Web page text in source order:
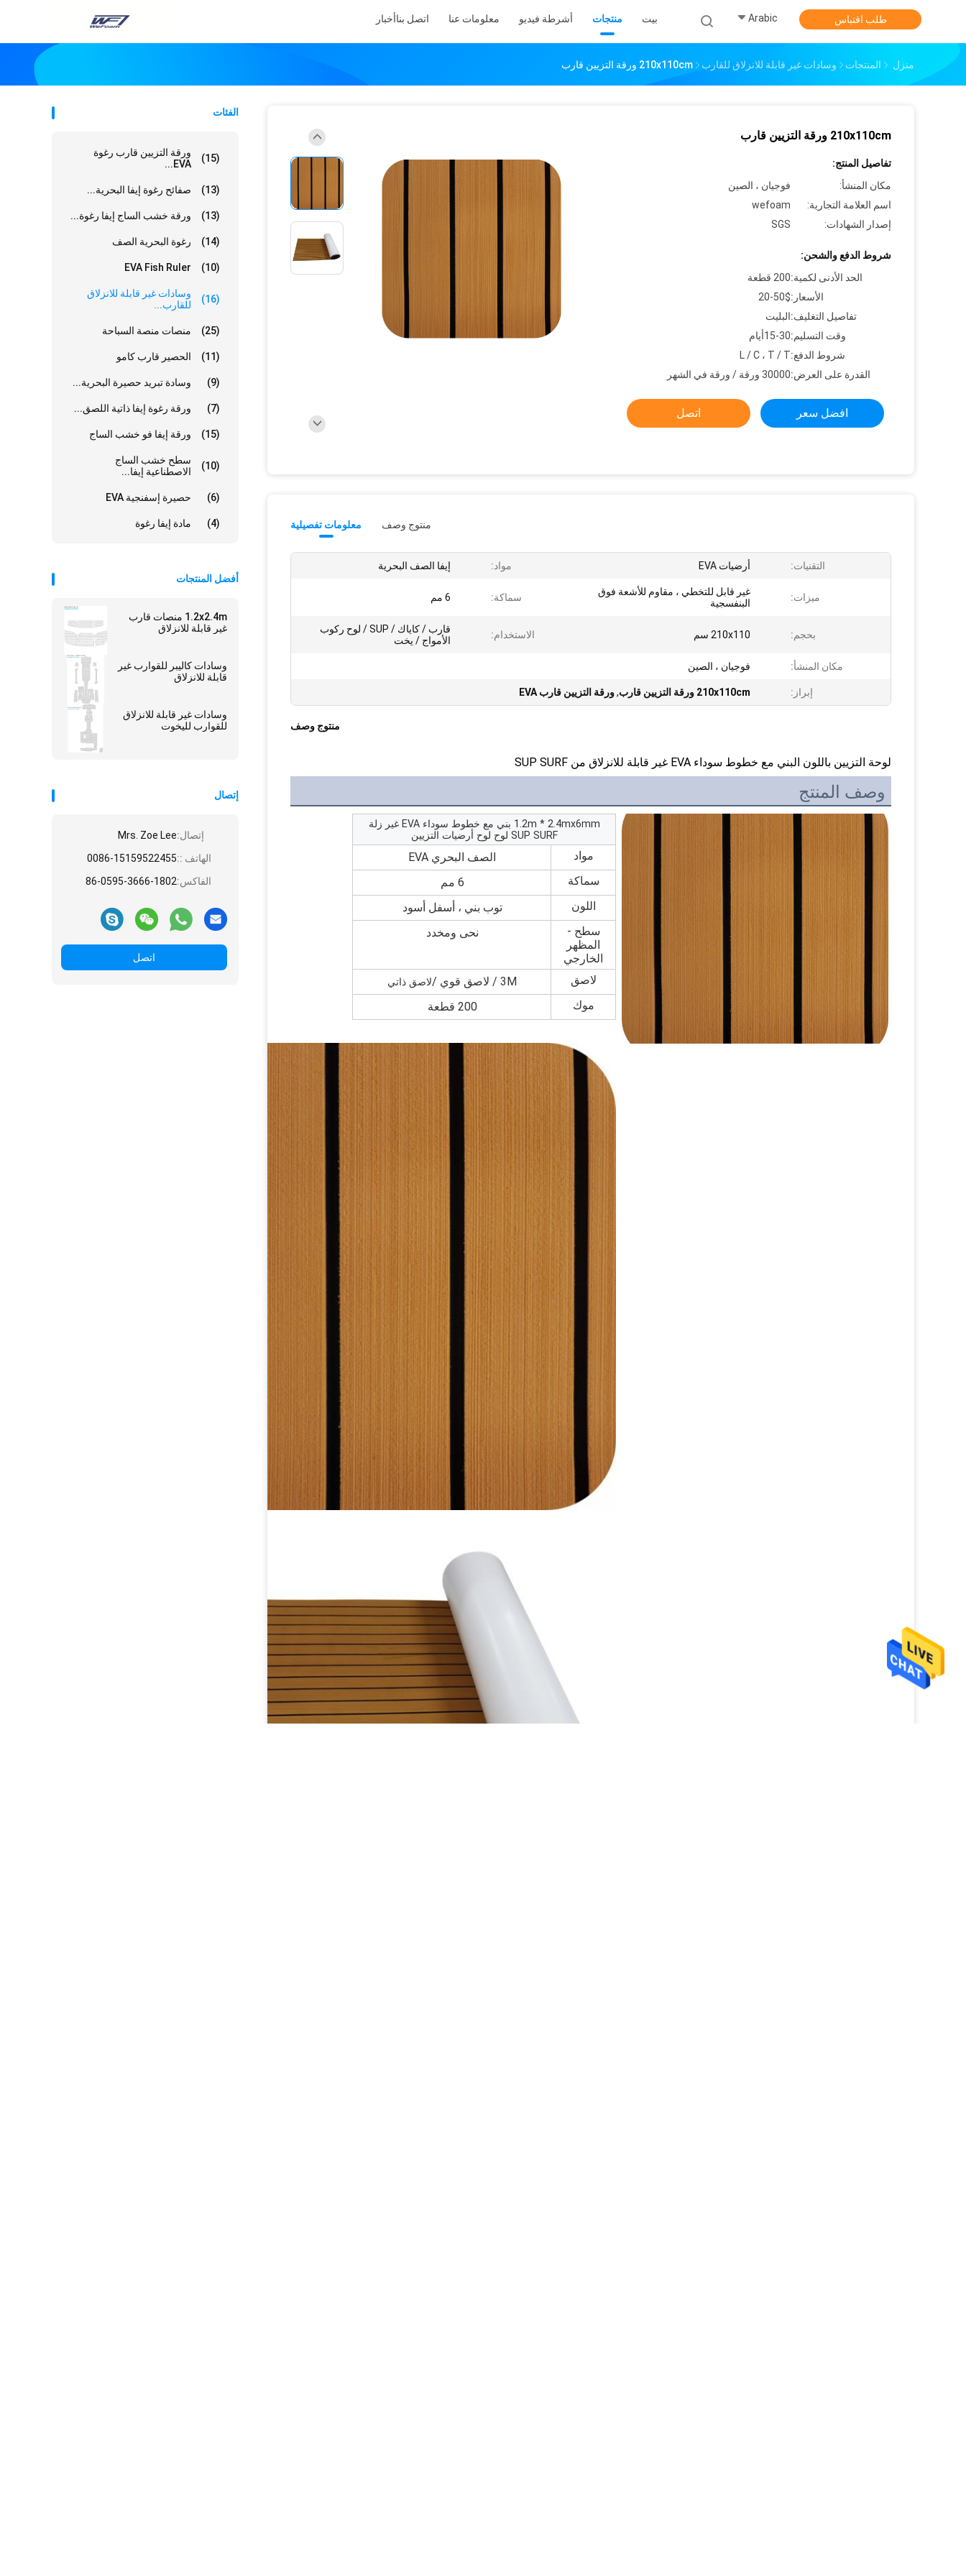
بيت منتجات أشرطة فيديو معلومات عنا اتصل بناأخبار Arabic طلب اقتباس
منزل المنتجات وسادات غير قابلة للانزلاق للقارب 210x110cm ورقة التزيين قارب
الفئات
ورقة التزيين قارب رغوة
EVA...
(15)
صفائح رغوة إيفا البحرية... (13)
ورقة خشب الساج إيفا رغوة... (13)
رغوة البحرية الصف (14)
EVA Fish Ruler (10)
وسادات غير قابلة للانزلاق
للقارب...
(16)
منصات منصة السباحة (25)
الحصير قارب كامو (11)
وسادة تبريد حصيرة البحرية... (9)
ورقة رغوة إيفا ذاتية اللصق... (7)
ورقة إيفا فو خشب الساج (15)
سطح خشب الساج
الاصطناعية إيفا...
(10)
حصيرة إسفنجية EVA (6)
مادة إيفا رغوة (4)
أفضل المنتجات
1.2x2.4m منصات قارب
غير قابلة للانزلاق
وسادات كاليبر للقوارب غير
قابلة للانزلاق
وسادات غير قابلة للانزلاق
للقوارب لليخوت
إتصال
إتصال:Mrs. Zoe Lee
الهاتف ::0086-15159522455
الفاكس:86-0595-3666-1802
اتصل
210x110cm ورقة التزيين قارب
تفاصيل المنتج:
مكان المنشأ:
فوجيان ، الصين
اسم العلامة التجارية:
wefoam
إصدار الشهادات:
SGS
شروط الدفع والشحن:
الحد الأدنى لكمية:200 قطعة
الأسعار:20-50$
تفاصيل التغليف:البليت
وقت التسليم:15-30أيام
شروط الدفع:L / C ، T / T
القدرة على العرض:30000 ورقة / ورقة في الشهر
افضل سعر اتصل
معلومات تفصيلية منتوج وصف
التقنيات: أرضيات EVA مواد: إيفا الصف البحرية
ميزات:
غير قابل للتخطي ، مقاوم للأشعة فوق
البنفسجية
سماكة: 6 مم
بحجم: 210x110 سم الاستخدام:
قارب / كاياك / SUP / لوح ركوب
الأمواج / يخت
مكان المنشأ: فوجيان ، الصين
إبراز: 210x110cm ورقة التزيين قارب ,ورقة التزيين قارب EVA
منتوج وصف
لوحة التزيين باللون البني مع خطوط سوداء EVA غير قابلة للانزلاق من SUP SURF
وصف المنتج
1.2m * 2.4mx6mm بني مع خطوط سوداء EVA غير زلة
SUP SURF لوح لوح أرضيات التزيين
مواد
الصف البحري EVA
سماكة
6 مم
اللون
توب بني ، أسفل أسود
سطح -
المظهر
الخارجي
نحى ومخدد
لاصق 3M / لاصق قوي / لاصق ذاتي
موك 200 قطعة